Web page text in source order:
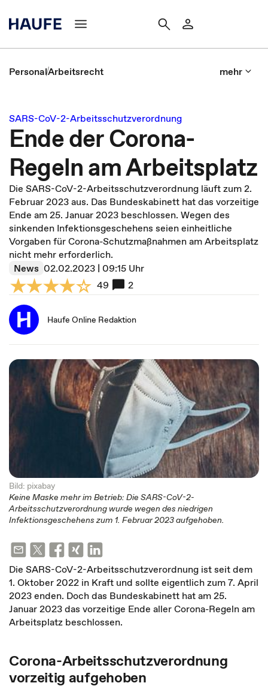
PersonalArbeitsrecht mehr
SARS-CoV-2-Arbeitsschutzverordnung
Ende der Corona-
Regeln am Arbeitsplatz
Die SARS-CoV-2-Arbeitsschutzverordnung läuft zum 2.
Februar 2023 aus. Das Bundeskabinett hat das vorzeitige
Ende am 25. Januar 2023 beschlossen. Wegen des
sinkenden Infektionsgeschehens seien einheitliche
Vorgaben für Corona-Schutzmaßnahmen am Arbeitsplatz
nicht mehr erforderlich.
News 02.02.2023 | 09:15 Uhr
49
2
Haufe Online Redaktion
Bild: pixabay
Keine Maske mehr im Betrieb: Die SARS-CoV-2-
Arbeitsschutzverordnung wurde wegen des niedrigen
Infektionsgeschehens zum 1. Februar 2023 aufgehoben.
Die SARS-CoV-2-Arbeitsschutzverordnung ist seit dem
1. Oktober 2022 in Kraft und sollte eigentlich zum 7. April
2023 enden. Doch das Bundeskabinett hat am 25.
Januar 2023 das vorzeitige Ende aller Corona-Regeln am
Arbeitsplatz beschlossen.
Corona-Arbeitsschutzverordnung
vorzeitig aufgehoben